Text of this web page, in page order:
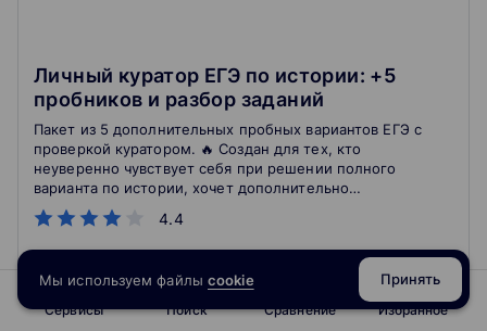
Личный куратор ЕГЭ по истории: +5
пробников и разбор заданий
4.4
Пакет из 5 дополнительных пробных вариантов ЕГЭ с
проверкой куратором. 🔥 Создан для тех, кто
неуверенно чувствует себя при решении полного
варианта по истории, хочет дополнительно
потренироваться в решении заданий сложной части
экзамена, отработать все тонкости оформления и
задать вопросы по решению задач. 🔥 В течение трех
месяцев, с марта по май, тебя будет сопровождать
личный куратор-предметник. Каждые две недели у
тебя будет новый пробник, который ты решаешь,
4.9 714отзывов о школе
Сервисы Поиск Сравнение Избранное
Мы используем файлы cookie Принять